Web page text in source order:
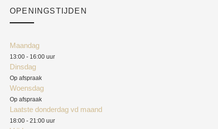
Academy
OPENINGSTIJDEN
Maandag
13:00 - 16:00 uur
Dinsdag
Op afspraak
Woensdag
Op afspraak
Laatste donderdag vd maand
18:00 - 21:00 uur